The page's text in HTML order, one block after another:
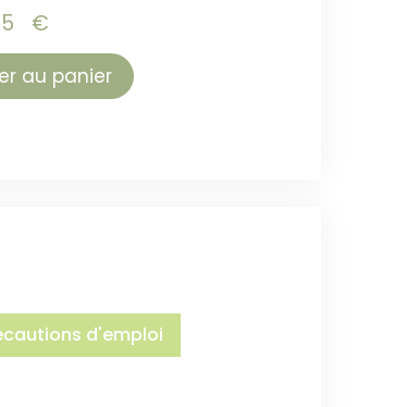
€
au panier
d'emploi